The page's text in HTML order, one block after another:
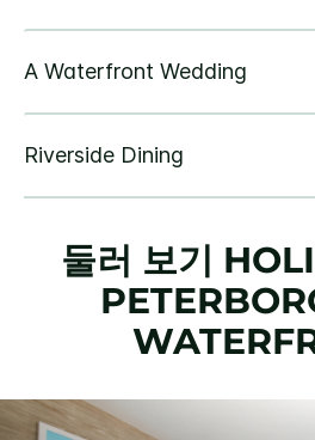
둘러 보기